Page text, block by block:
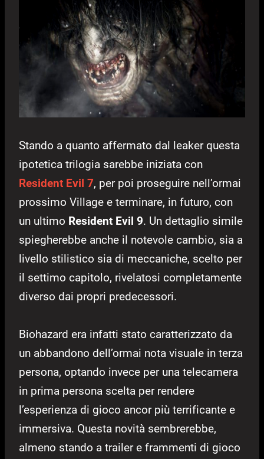
Stando a quanto affermato dal leaker questa
ipotetica trilogia sarebbe iniziata con
Resident Evil 7, per poi proseguire nell’ormai
prossimo Village e terminare, in futuro, con
un ultimo Resident Evil 9. Un dettaglio simile
spiegherebbe anche il notevole cambio, sia a
livello stilistico sia di meccaniche, scelto per
il settimo capitolo, rivelatosi completamente
diverso dai propri predecessori.
Biohazard era infatti stato caratterizzato da
un abbandono dell’ormai nota visuale in terza
persona, optando invece per una telecamera
in prima persona scelta per rendere
l’esperienza di gioco ancor più terrificante e
immersiva. Questa novità sembrerebbe,
almeno stando a trailer e frammenti di gioco